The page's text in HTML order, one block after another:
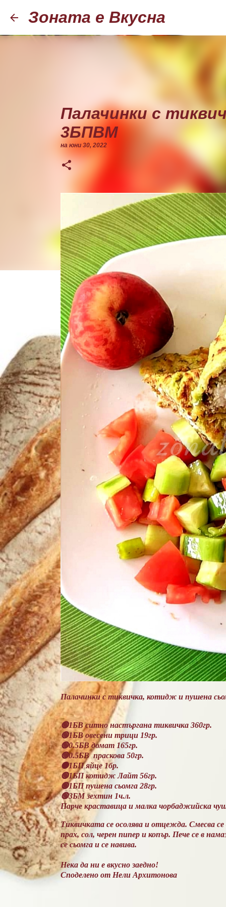
Зоната е Вкусна
Палачинки с
3БПВМ
на юни 30, 2022
Палачинки с тиквичка, котидж и пушена
🟢1БВ ситно настъргана тиквичка 360гр.
🟢1БВ овесени трици 19гр.
🟢0.5БВ домат 165гр.
🟢0.5БВ праскова 50гр.
🟠1БП яйце 1бр.
🟢1БП котидж Лайт 56гр.
🟢1БП пушена сьомга 28гр.
🟢3БМ зехтин 1ч.л.
Парче краставица и малка чорбаджийска
Тиквичката се осолява и отцежда. Смесва
прах, сол, черен пипер и копър. Пече се в
се сьомга и се навива.
Нека да ни е вкусно заедно!
Споделено от Нели Архитонова